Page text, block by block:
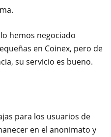
hemos negociado
en Coinex, pero de
su servicio es bueno.
para los usuarios de
en el anonimato y